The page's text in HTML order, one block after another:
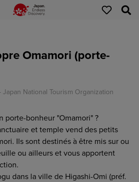
Omamori (porte-
Japan National Tourism Organization
porte-bonheur "Omamori" ?
et temple vend des petits
Ils sont destinés à être mis sur ou
ou ailleurs et vous apportent
dans la ville de Higashi-Omi (préf.